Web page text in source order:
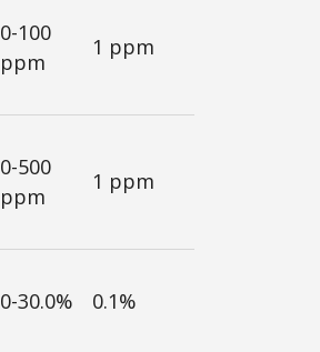
0-100
ppm
1 ppm
0-500
ppm
1 ppm
0-30.0% 0.1%